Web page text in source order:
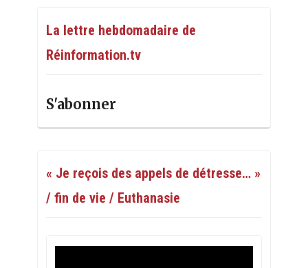
La lettre hebdomadaire de
Réinformation.tv
S'abonner
« Je reçois des appels de détresse… »
/ fin de vie / Euthanasie